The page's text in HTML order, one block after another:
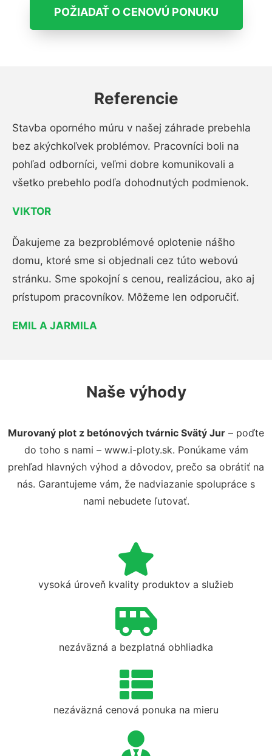
POŽIADAŤ O CENOVÚ PONUKU
Referencie
Stavba oporného múru v našej záhrade prebehla
bez akýchkoľvek problémov. Pracovníci boli na
pohľad odborníci, veľmi dobre komunikovali a
všetko prebehlo podľa dohodnutých podmienok.
VIKTOR
Ďakujeme za bezproblémové oplotenie nášho
domu, ktoré sme si objednali cez túto webovú
stránku. Sme spokojní s cenou, realizáciou, ako aj
prístupom pracovníkov. Môžeme len odporučiť.
EMIL A JARMILA
Naše výhody
Murovaný plot z betónových tvárnic Svätý Jur – poďte
do toho s nami – www.i-ploty.sk. Ponúkame vám
prehľad hlavných výhod a dôvodov, prečo sa obrátiť na
nás. Garantujeme vám, že nadviazanie spolupráce s
nami nebudete ľutovať.
vysoká úroveň kvality produktov a služieb
nezáväzná a bezplatná obhliadka
nezáväzná cenová ponuka na mieru